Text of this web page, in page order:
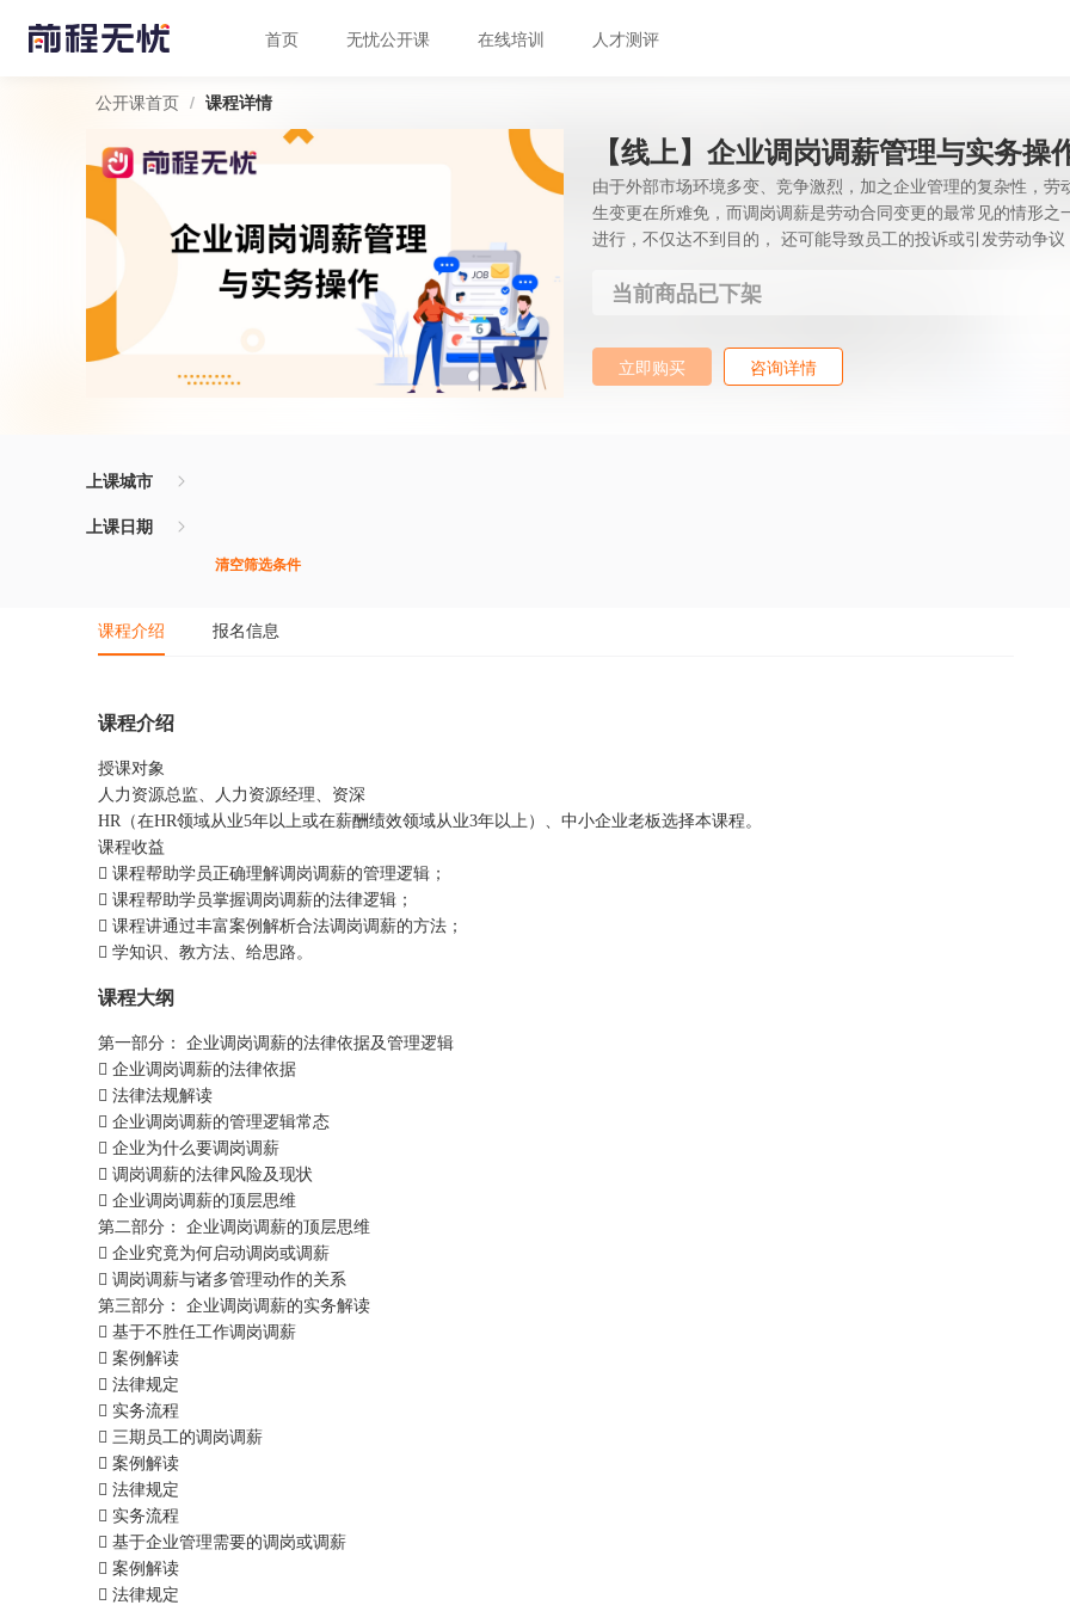
首页 无忧公开课 在线培训 人才测评
公开课首页 / 课程详情
【线上】企业调岗调薪管理与实务操
由于外部市场环境多变、竞争激烈，加之企业管理的复杂性，
生变更在所难免，而调岗调薪是劳动合同变更的最常见的情形
进行，不仅达不到目的， 还可能导致员工的投诉或引发劳动争
就成了HR的一个难破的困局。 虽然调岗调薪是企业管理无法
害却不觉知。合规管理的目的是在符合法律规定的框架下达成人
是错误认知。基于此，开发了本课程，以帮助学员正确理解和
当前商品已下架
立即购买 咨询详情
上课城市
上课日期
清空筛选条件
课程介绍 报名信息
课程介绍
授课对象
人力资源总监、人力资源经理、资深
HR（在HR领域从业5年以上或在薪酬绩效领域从业3年以上）、中小企业老板选择本课程。
课程收益
 课程帮助学员正确理解调岗调薪的管理逻辑；
 课程帮助学员掌握调岗调薪的法律逻辑；
 课程讲通过丰富案例解析合法调岗调薪的方法；
 学知识、教方法、给思路。
课程大纲
第一部分： 企业调岗调薪的法律依据及管理逻辑
 企业调岗调薪的法律依据
 法律法规解读
 企业调岗调薪的管理逻辑常态
 企业为什么要调岗调薪
 调岗调薪的法律风险及现状
 企业调岗调薪的顶层思维
第二部分： 企业调岗调薪的顶层思维
 企业究竟为何启动调岗或调薪
 调岗调薪与诸多管理动作的关系
第三部分： 企业调岗调薪的实务解读
 基于不胜任工作调岗调薪
 案例解读
 法律规定
 实务流程
 三期员工的调岗调薪
 案例解读
 法律规定
 实务流程
 基于企业管理需要的调岗或调薪
 案例解读
 法律规定